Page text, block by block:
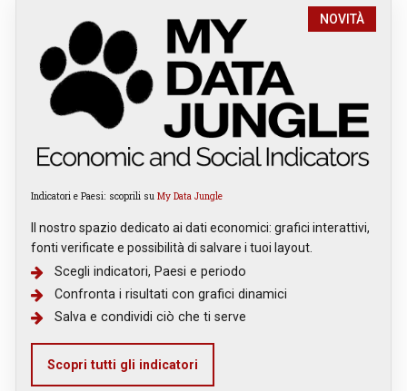
NOVITÀ
Indicatori e Paesi: scoprili su My Data Jungle
Il nostro spazio dedicato ai dati economici: grafici interattivi,
fonti verificate e possibilità di salvare i tuoi layout.
Scegli indicatori, Paesi e periodo
Confronta i risultati con grafici dinamici
Salva e condividi ciò che ti serve
Scopri tutti gli indicatori